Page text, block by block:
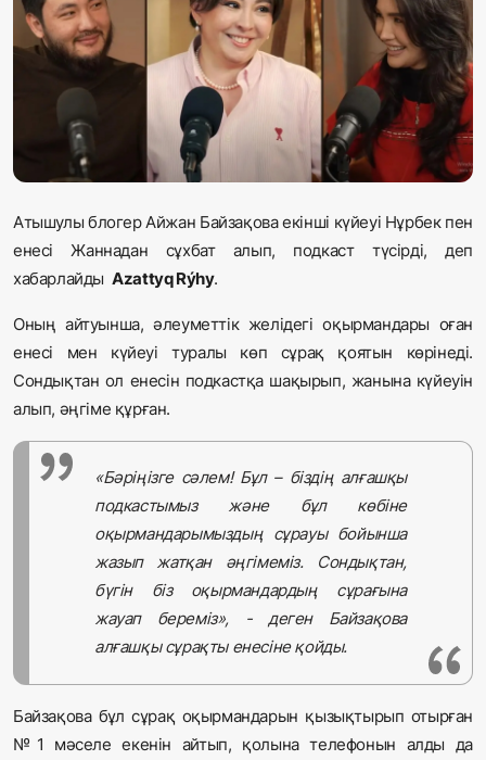
Жаңалықтар
Спорт
Әлем
Журналистік зерттеу
Атышулы блогер Айжан Байзақова екінші күйеуі Нұрбек пен
енесі Жаннадан сұхбат алып, подкаст түсірді, деп
хабарлайдыAzattyq Rýhy.
Оның айтуынша, әлеуметтік желідегі оқырмандары оған
енесі мен күйеуі туралы көп сұрақ қоятын көрінеді.
Сондықтан ол енесін подкастқа шақырып, жанына күйеуін
алып, әңгіме құрған.
«Бәріңізге сәлем! Бұл – біздің алғашқы
подкастымыз және бұл көбіне
оқырмандарымыздың сұрауы бойынша
жазып жатқан әңгімеміз. Сондықтан,
бүгін біз оқырмандардың сұрағына
жауап береміз», - деген Байзақова
алғашқы сұрақты енесіне қойды.
Байзақова бұл сұрақ оқырмандарын қызықтырып отырған
№1 мәселе екенін айтып, қолына телефонын алды да